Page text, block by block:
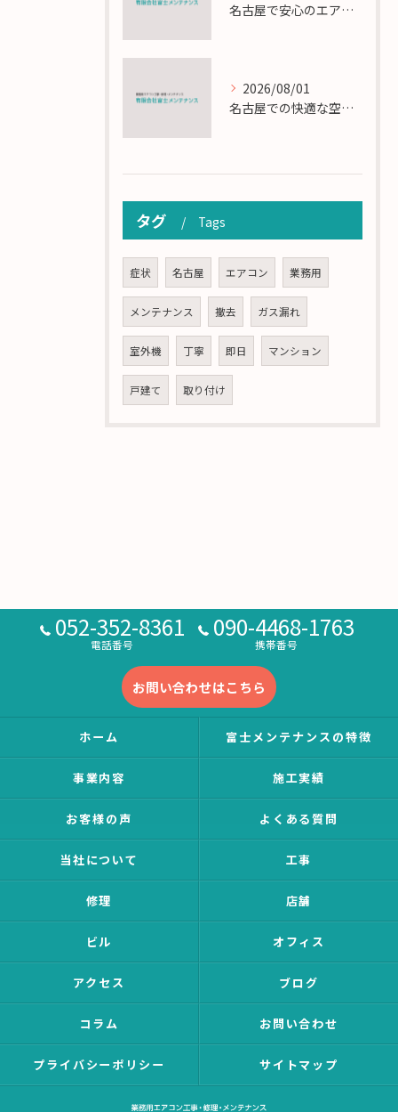
名古屋で安心のエアコン工事と定期メンテナンスの重要性
2026/08/01
名古屋での快適な空調を実現するエアコンサービスの技術
タグ Tags
症状 名古屋 エアコン 業務用
メンテナンス 撤去 ガス漏れ
室外機 丁寧 即日 マンション
戸建て 取り付け
052-352-8361
電話番号
090-4468-1763
携帯番号
お問い合わせはこちら
ホーム 富士メンテナンスの特徴
事業内容 施工実績
お客様の声 よくある質問
当社について 工事
修理 店舗
ビル オフィス
アクセス ブログ
コラム お問い合わせ
プライバシーポリシー サイトマップ